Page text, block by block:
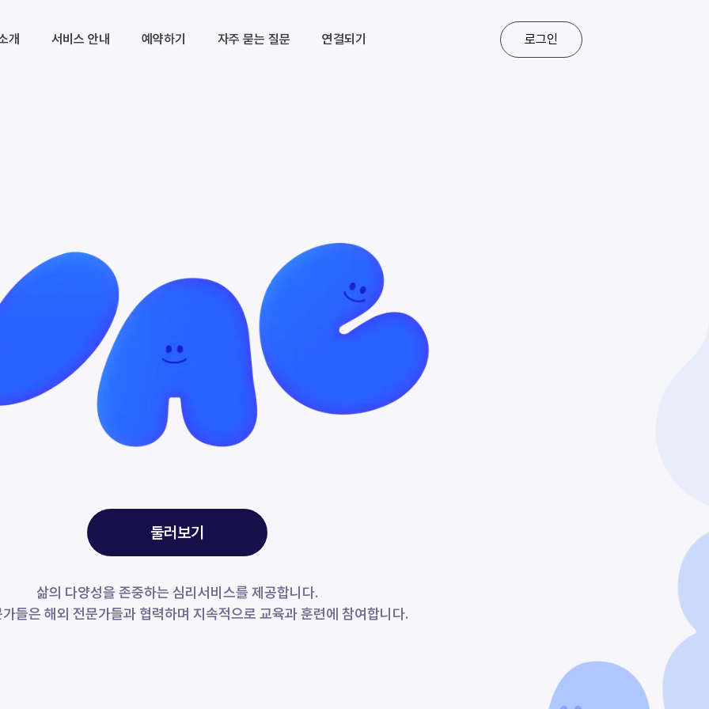
개 서비스 안내 예약하기 자주 묻는 질문 연결되기 로그인
둘러보기
삶의 다양성을 존중하는 심리서비스를 제공합니다.
들은 해외 전문가들과 협력하며 지속적으로 교육과 훈련에 참여합니다.